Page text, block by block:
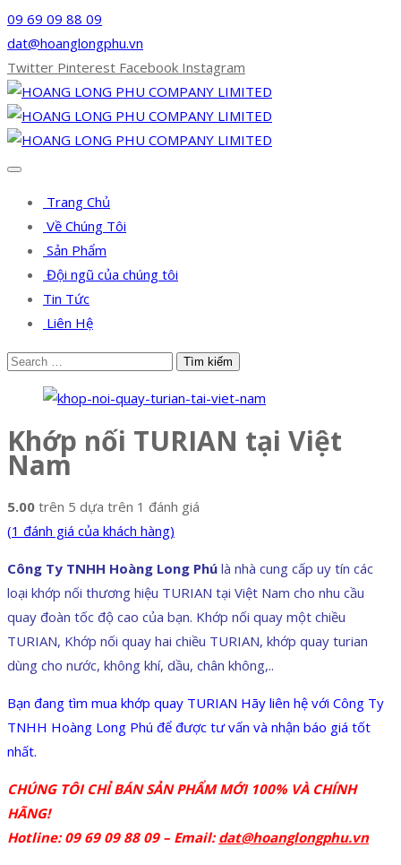
09 69 09 88 09
dat@hoanglongphu.vn
Twitter Pinterest Facebook Instagram
Trang Chủ
Về Chúng Tôi
Sản Phẩm
Đội ngũ của chúng tôi
Tin Tức
Liên Hệ
Khớp nối TURIAN tại Việt
Nam
5.00 trên 5 dựa trên 1 đánh giá
(1 đánh giá của khách hàng)
Công Ty TNHH Hoàng Long Phú là nhà cung cấp uy tín các
loại khớp nối thương hiệu TURIAN tại Việt Nam cho nhu cầu
quay đoàn tốc độ cao của bạn. Khớp nối quay một chiều
TURIAN, Khớp nối quay hai chiều TURIAN, khớp quay turian
dùng cho nước, không khí, dầu, chân không,..
Bạn đang tìm mua khớp quay TURIAN Hãy liên hệ với Công Ty
TNHH Hoàng Long Phú để được tư vấn và nhận báo giá tốt
nhất.
CHÚNG TÔI CHỈ BÁN SẢN PHẨM MỚI 100% VÀ CHÍNH
HÃNG!
Hotline: 09 69 09 88 09 – Email:dat@hoanglongphu.vn